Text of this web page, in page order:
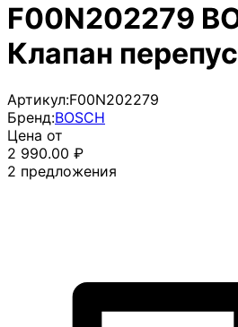
F00N202279
Клапан
Артикул:F00N202279
Бренд:BOSCH
Цена от
2 990.00 ₽
2 предложения